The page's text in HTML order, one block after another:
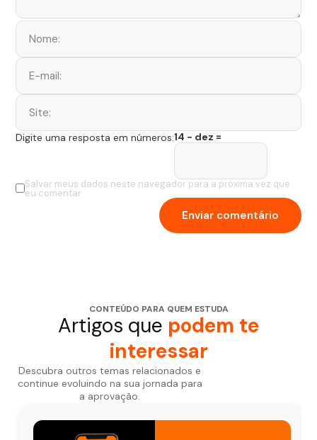
Salvar meus dados neste navegador para a próxima vez que
eu comentar.
Digite uma resposta em números:14 − dez =
CONTEÚDO PARA QUEM ESTUDA
Artigos que podem te
interessar
Descubra outros temas relacionados e
continue evoluindo na sua jornada para
a aprovação.